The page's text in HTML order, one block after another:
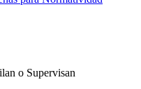
o Supervisan